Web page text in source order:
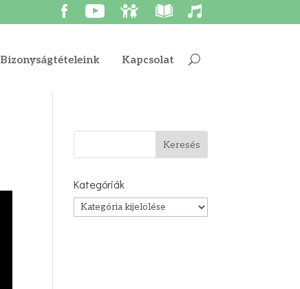
Bizonyságtételeink Kapcsolat
Kategóriák
Kategóriák